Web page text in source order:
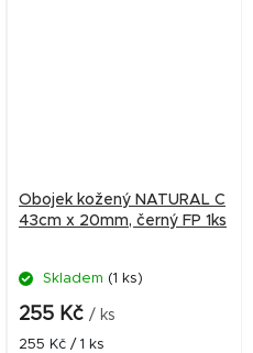
Obojek kožený NATURAL C
43cm x 20mm, černý FP 1ks
Skladem (1 ks)
255 Kč / ks
Měrná
255 Kč / 1 ks